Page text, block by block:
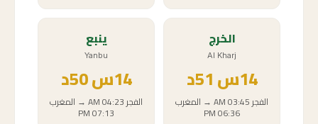
الخرج
Al Kharj
14س
الفجر03:45 AM
→ المغرب
06:36 PM
ينبع
Yanbu
14س50د
الفجر04:23 AM
→ المغرب
07:13 PM